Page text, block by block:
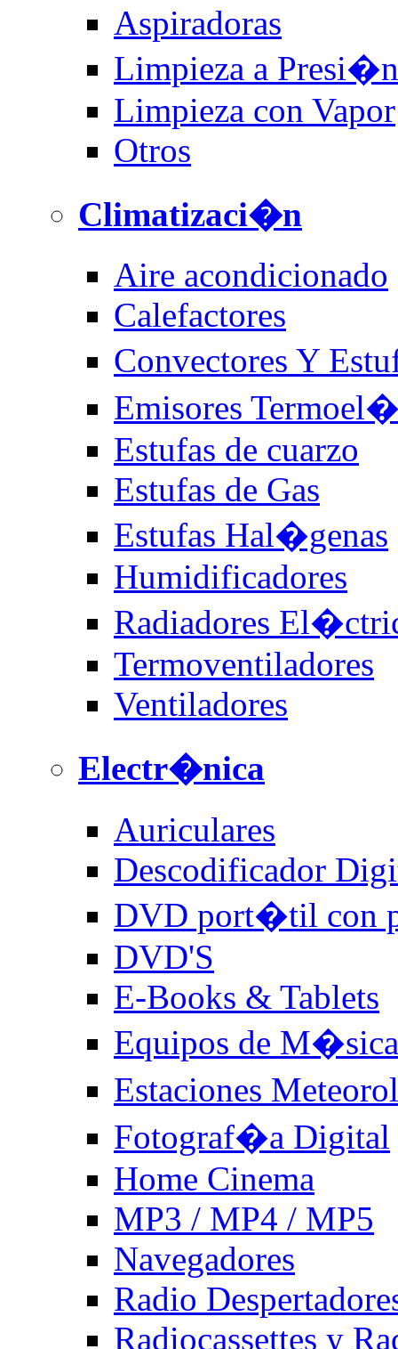
Aspiradoras
Limpieza a Presi�n
Limpieza con Vapor
Otros
Climatizaci�n
Aire acondicionado
Calefactores
Convectores Y
Emisores
Estufas de cuarzo
Estufas de Gas
Estufas Hal�genas
Humidificadores
Radiadores
Termoventiladores
Ventiladores
Electr�nica
Auriculares
Descodificador
DVD port�til con
DVD'S
E-Books & Tablets
Equipos de M�sica
Estaciones
Fotograf�a Digital
Home Cinema
MP3 / MP4 / MP5
Navegadores
Radio
Radiocassettes y